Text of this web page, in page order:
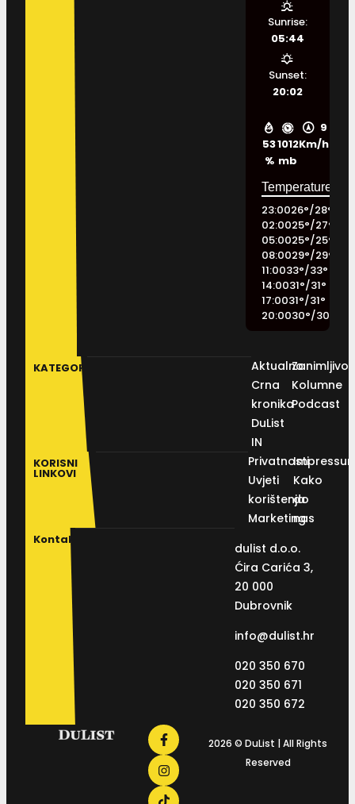
53
%
1012
mb
9
Km/h
Sunrise:
05:44
Sunset:
20:02
23:0026°/28°
02:0025°/27°
05:0025°/25°
08:0029°/29°
11:0033°/33°
14:0031°/31°
17:0031°/31°
20:0030°/30
KATEGORIJE
Aktualno
Crna
kronika
DuList
IN
Kolumne
Podcast
KORISNI
LINKOVI
Privatnosti
Uvjeti
korištenja
Marketing
Kako
do
nas
Kontakt
dulist d.o.o.
Ćira Carića 3,
20 000
Dubrovnik
info@dulist.hr
020 350 670
020 350 671
020 350 672
2026 © DuList | All Rights
Reserved